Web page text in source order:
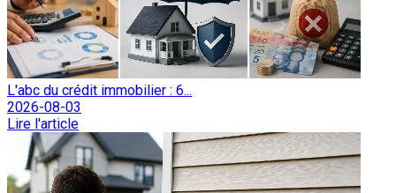
L'abc du crédit immobilier : 6...
2026-08-03
Lire l'article